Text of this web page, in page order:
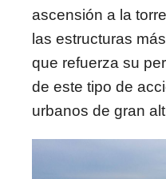
ascensión a la torre
las estructuras
que refuerza su
de este tipo de
urbanos de gran